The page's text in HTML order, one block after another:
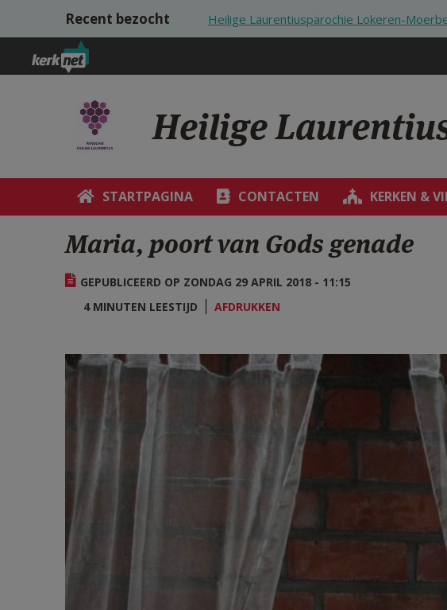
Overslaan en naar de inhoud gaan
Recent bezocht Heilige Laurentiusparochie Lokeren-
Heilige
STARTPAGINA CONTACTEN KERKEN &
Maria, poort van Gods genade
GEPUBLICEERD OP ZONDAG 29 APRIL 2018 - 11:15
4 MINUTEN LEESTIJD
AFDRUKKEN